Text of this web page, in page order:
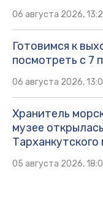
06 августа 2026,
Готовимся к
посмотреть с 7
06 августа 2026,
Хранитель
музее
Тарханкутского
05 августа 2026,